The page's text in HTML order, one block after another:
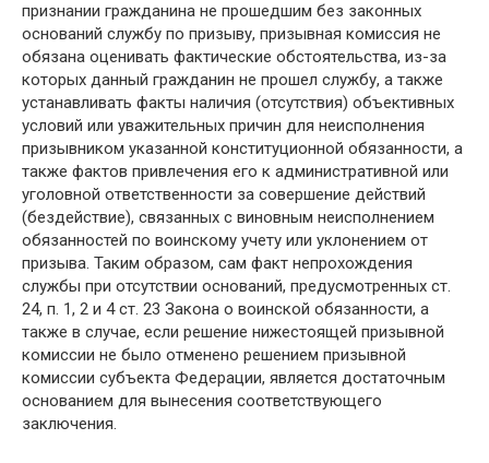
признании гражданина не прошедшим без законных
оснований службу по призыву, призывная комиссия не
обязана оценивать фактические обстоятельства, из-за
которых данный гражданин не прошел службу, а также
устанавливать факты наличия (отсутствия) объективных
условий или уважительных причин для неисполнения
призывником указанной конституционной обязанности, а
также фактов привлечения его к административной или
уголовной ответственности за совершение действий
(бездействие), связанных с виновным неисполнением
обязанностей по воинскому учету или уклонением от
призыва. Таким образом, сам факт непрохождения
службы при отсутствии оснований, предусмотренных ст.
24, п. 1, 2 и 4 ст. 23 Закона о воинской обязанности, а
также в случае, если решение нижестоящей призывной
комиссии не было отменено решением призывной
комиссии субъекта Федерации, является достаточным
основанием для вынесения соответствующего
заключения.